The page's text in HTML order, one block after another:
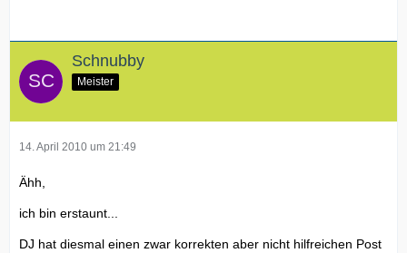
Schnubby
Meister
14. April 2010 um 21:49
Ähh,
ich bin erstaunt...
DJ hat diesmal einen zwar korrekten aber nicht hilfreichen Post